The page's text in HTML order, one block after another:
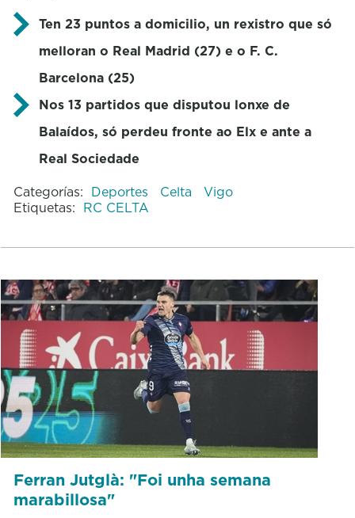
Ten 23 puntos a domicilio, un rexistro que só
melloran o Real Madrid (27) e o F. C.
Barcelona (25)
Nos 13 partidos que disputou lonxe de
Balaídos, só perdeu fronte ao Elx e ante a
Real Sociedade
Categorías: Deportes Celta
Vigo
Etiquetas: RC CELTA
Ferran Jutglà: "Foi unha semana
marabillosa"